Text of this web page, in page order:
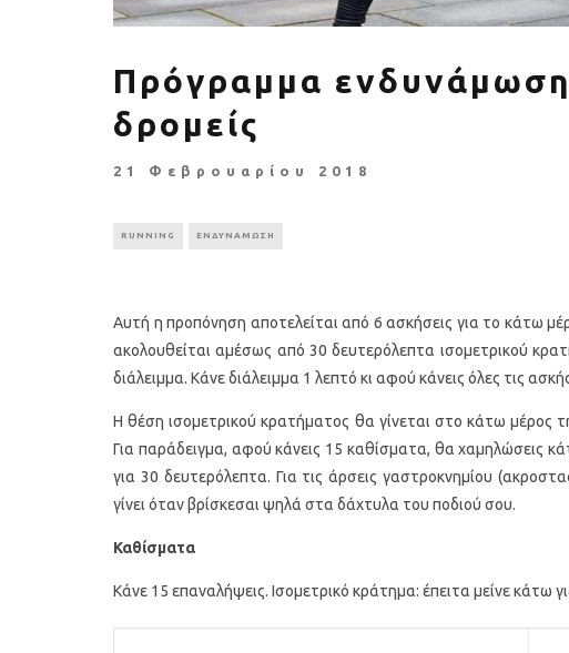
Πρόγραμμα
δρομείς
21 Φεβρουαρίου 2018
RUNNING ΕΝΔΥΝΑΜΩΣΗ
Αυτή η προπόνηση αποτελείται από 6 ασκήσεις για το κάτω
ακολουθείται αμέσως από 30 δευτερόλεπτα ισομετρικού
διάλειμμα. Κάνε διάλειμμα 1 λεπτό κι αφού κάνεις όλες τις
Η θέση ισομετρικού κρατήματος θα γίνεται στο κάτω μέρος
Για παράδειγμα, αφού κάνεις 15 καθίσματα, θα χαμηλώσεις
για 30 δευτερόλεπτα. Για τις άρσεις γαστροκνημίου
γίνει όταν βρίσκεσαι ψηλά στα δάχτυλα του ποδιού σου.
Καθίσματα
Κάνε 15 επαναλήψεις. Ισομετρικό κράτημα: έπειτα μείνε κάτω
Πέθανε ο «πατέρας του
Αύξηση ζήτησης